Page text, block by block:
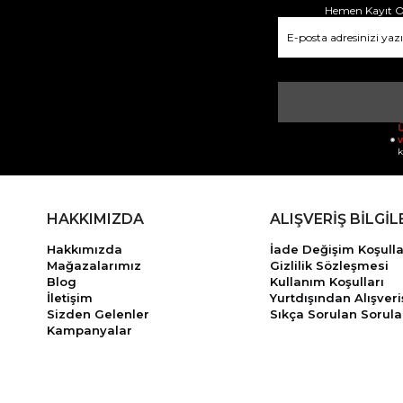
Hemen Kayıt
HAKKIMIZDA
Hakkımızda
Mağazalarımız
Blog
İletişim
Sizden Gelenler
Kampanyalar
ALIŞVERİŞ
İade Değişim
Gizlilik Sözleşmesi
Kullanım Koşulları
Yurtdışından
Sıkça Sorulan